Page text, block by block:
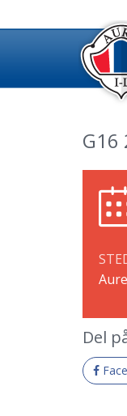
G16
Del